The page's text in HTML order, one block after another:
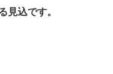
見込です。